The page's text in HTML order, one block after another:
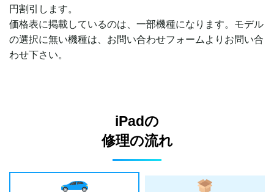
円割引します。
価格表に掲載しているのは、一部機種になります。モデル
の選択に無い機種は、お問い合わせフォームよりお問い合
わせ下さい。
iPadの
修理の流れ